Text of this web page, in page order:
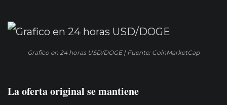
Grafico en 24 horas USD/DOGE | Fuente: CoinMarketCap
La oferta original se mantiene